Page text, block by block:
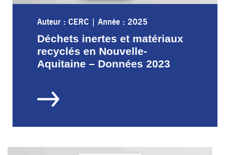
Auteur : CERC | Année : 2025
Déchets inertes et matériaux
recyclés en Nouvelle-
Aquitaine – Données 2023